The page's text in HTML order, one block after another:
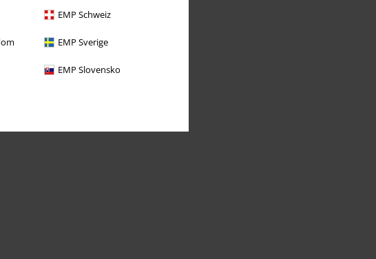
EMP Schweiz
EMP Sverige
EMP Slovensko